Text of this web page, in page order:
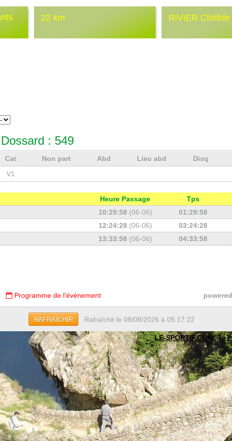
22 km RIVIER Clotilde
: 549
Cat Non part Abd Lieu abd Disq
V1
Heure Passage Tps
10:29:58 (06-06) 01:29:58
12:24:28(06-06) 03:24:28
13:33:58 (06-06) 04:33:58
Programme de l'évènement
RAFRAÎCHIR Rafraîchit le 08/08/2026 à 05:17:22
LE-SPORTIF.COM |